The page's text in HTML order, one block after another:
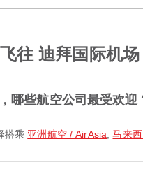
往 迪拜国际机
哪些航空公司最受欢迎
搭乘 亚洲航空 / AirAsia ,马来